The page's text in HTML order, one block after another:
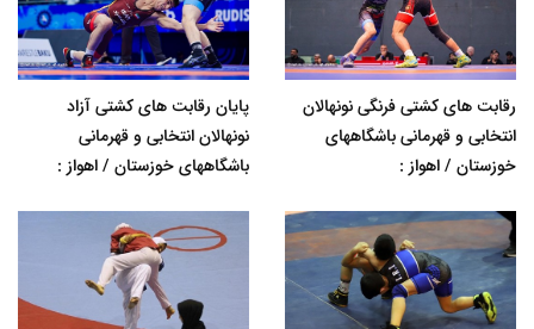
رقابت های کشتی فرنگی نونهالان
انتخابی و قهرمانی باشگاههای
خوزستان / اهواز :
پایان رقابت های کشتی آزاد
نونهالان انتخابی و قهرمانی
باشگاههای خوزستان / اهواز :